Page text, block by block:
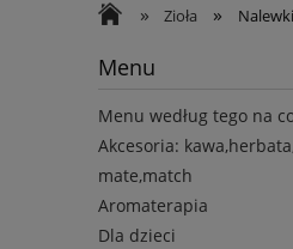
» Zioła »
Menu
Menu według tego na
Akcesoria:
mate,match
Aromaterapia
Dla dzieci